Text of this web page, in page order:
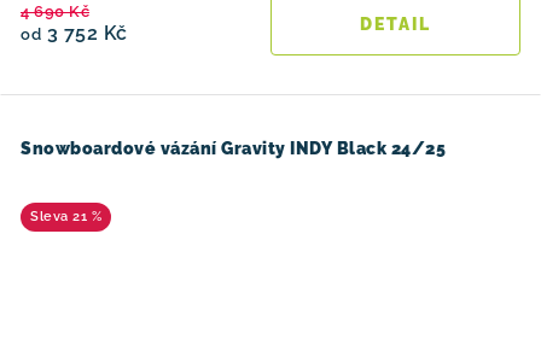
od 3 752 Kč
4 690 Kč
Snowboardové vázání Gravity INDY Black 24/25
21 %